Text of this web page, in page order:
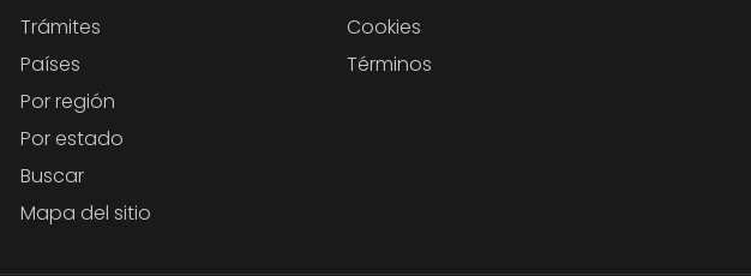
Trámites
Países
Por región
Por estado
Buscar
Mapa del sitio
Cookies
Términos